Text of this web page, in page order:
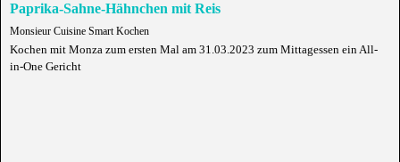
Paprika-Sahne-Hähnchen mit Reis
Monsieur Cuisine Smart Kochen
Kochen mit Monza zum ersten Mal am 31.03.2023 zum Mittagessen ein All-
in-One Gericht